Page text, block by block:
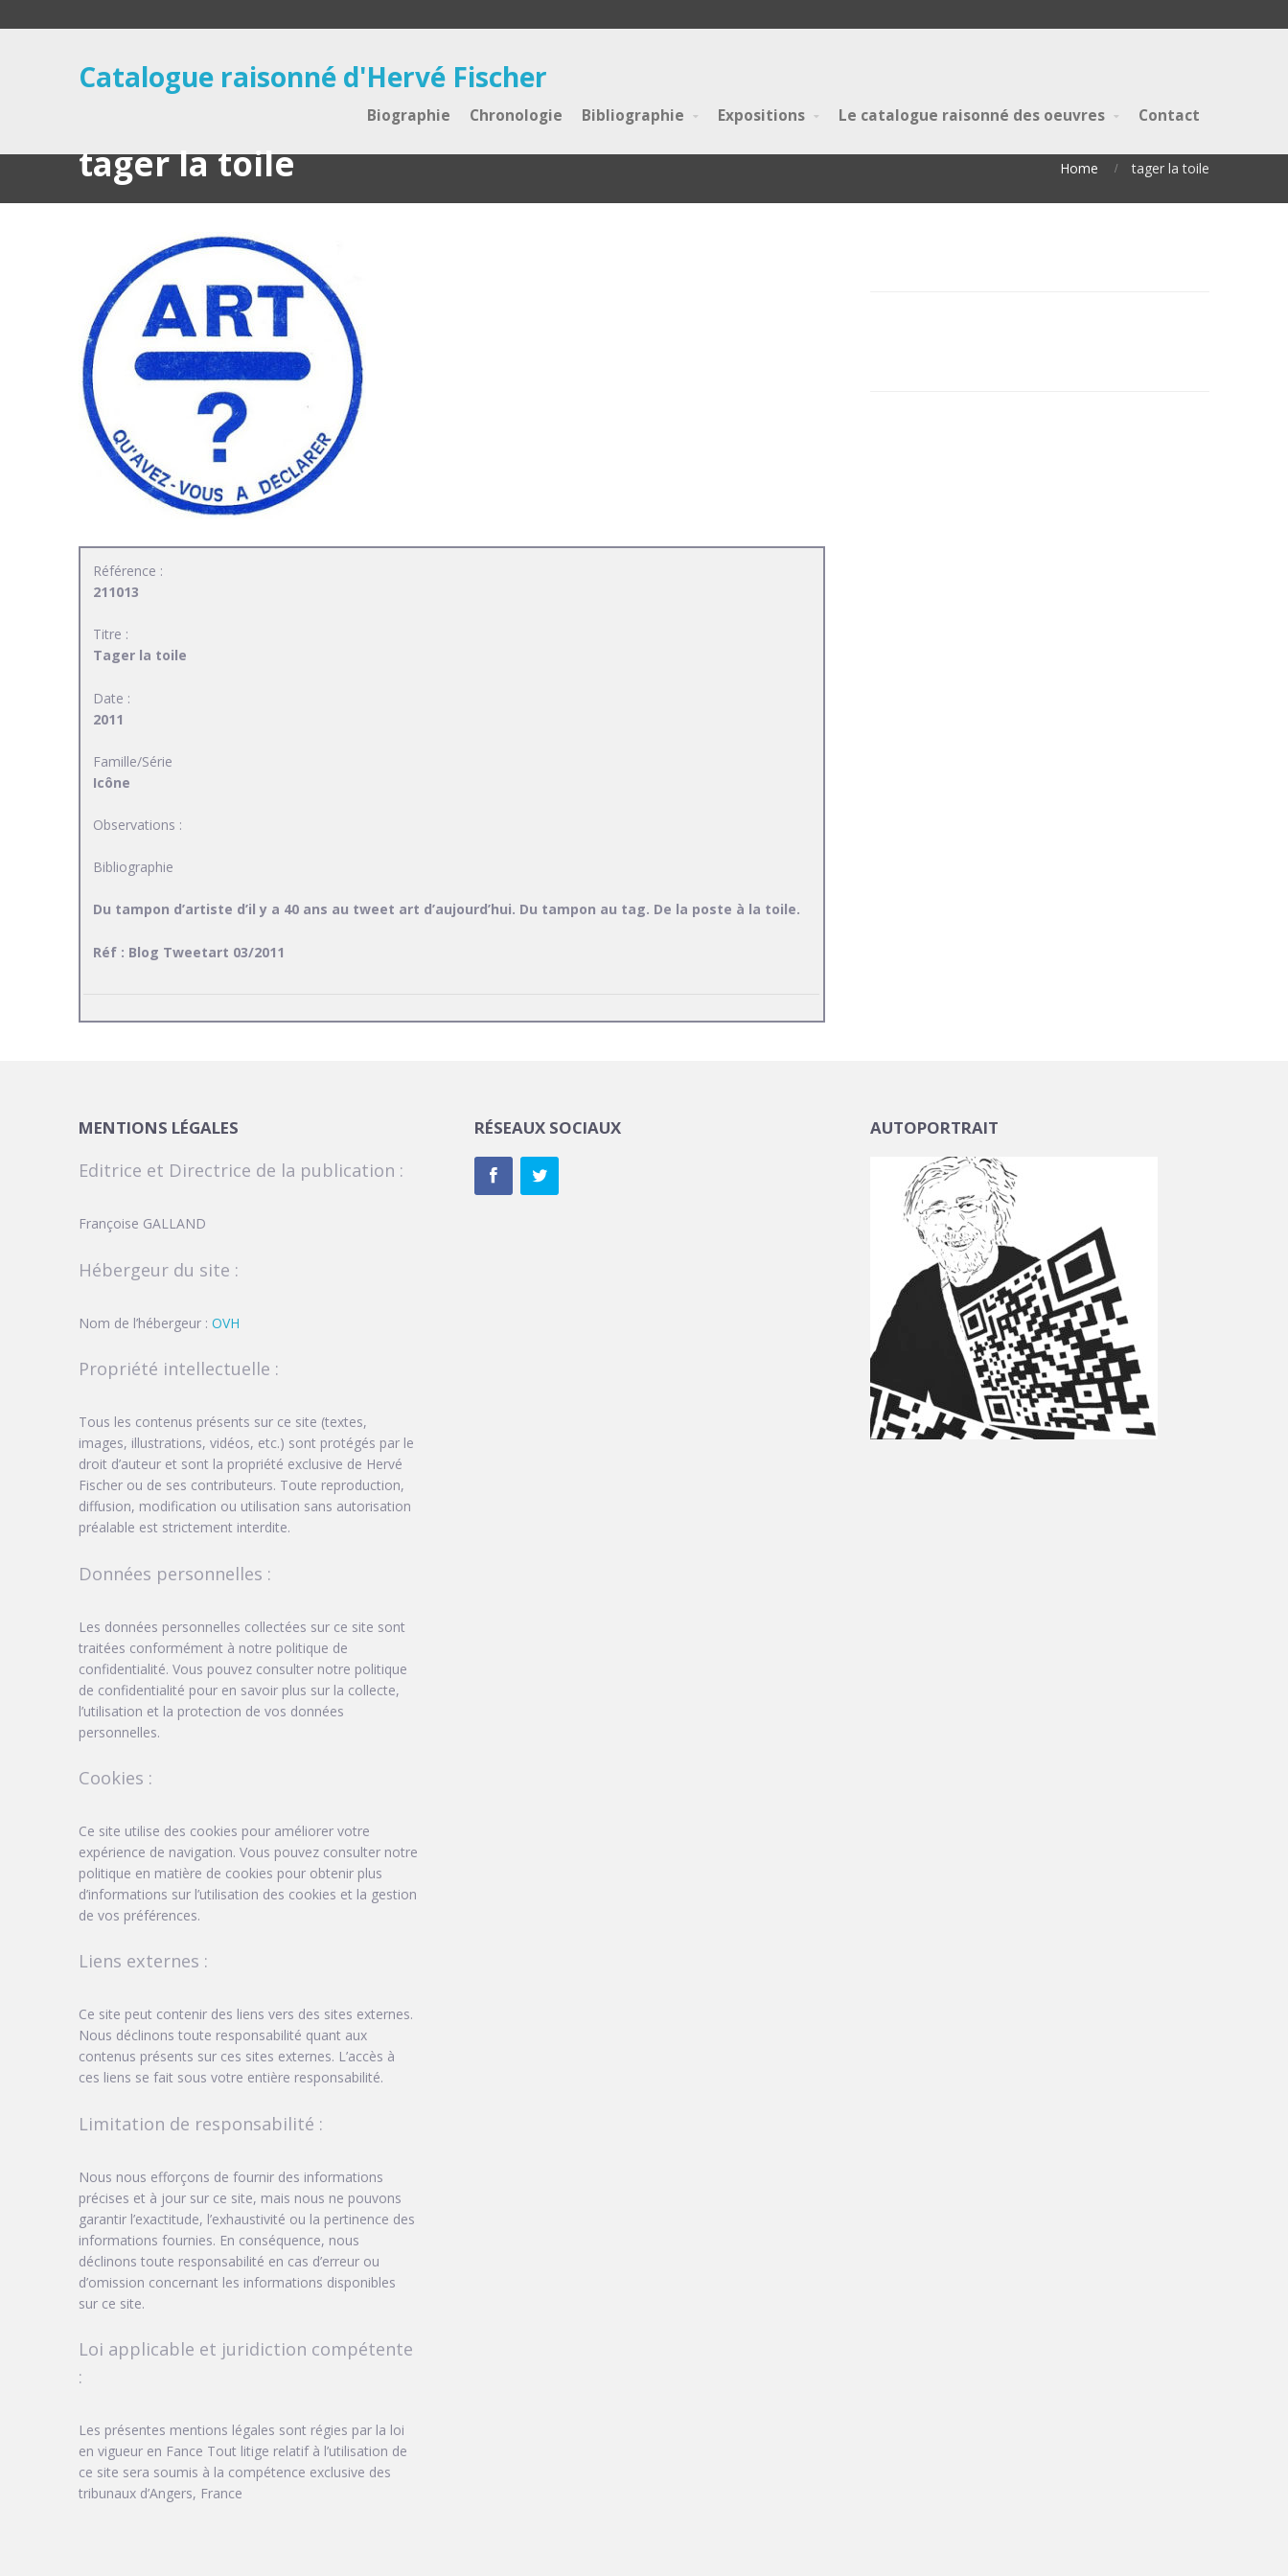
Catalogue raisonné d'Hervé Fischer
Biographie Chronologie Bibliographie Expositions Le catalogue raisonné des oeuvres Contact
tager la toile Home tager la toile
Référence :
211013
Titre :
Tager la toile
Date :
2011
Famille/Série
Icône
Observations :
Bibliographie
Du tampon d’artiste d’il y a 40 ans au tweet art d’aujourd’hui. Du tampon au tag. De la poste à la toile.
Réf : Blog Tweetart 03/2011
MENTIONS LÉGALES
Editrice et Directrice de la publication :
Françoise GALLAND
Hébergeur du site :
Nom de l’hébergeur : OVH
Propriété intellectuelle :
Tous les contenus présents sur ce site (textes,
images, illustrations, vidéos, etc.) sont protégés par le
droit d’auteur et sont la propriété exclusive de Hervé
Fischer ou de ses contributeurs. Toute reproduction,
diffusion, modification ou utilisation sans autorisation
préalable est strictement interdite.
Données personnelles :
Les données personnelles collectées sur ce site sont
traitées conformément à notre politique de
confidentialité. Vous pouvez consulter notre politique
de confidentialité pour en savoir plus sur la collecte,
l’utilisation et la protection de vos données
personnelles.
Cookies :
Ce site utilise des cookies pour améliorer votre
expérience de navigation. Vous pouvez consulter notre
politique en matière de cookies pour obtenir plus
d’informations sur l’utilisation des cookies et la gestion
de vos préférences.
Liens externes :
Ce site peut contenir des liens vers des sites externes.
Nous déclinons toute responsabilité quant aux
contenus présents sur ces sites externes. L’accès à
ces liens se fait sous votre entière responsabilité.
Limitation de responsabilité :
Nous nous efforçons de fournir des informations
précises et à jour sur ce site, mais nous ne pouvons
garantir l’exactitude, l’exhaustivité ou la pertinence des
informations fournies. En conséquence, nous
déclinons toute responsabilité en cas d’erreur ou
d’omission concernant les informations disponibles
sur ce site.
Loi applicable et juridiction compétente
:
Les présentes mentions légales sont régies par la loi
en vigueur en Fance Tout litige relatif à l’utilisation de
ce site sera soumis à la compétence exclusive des
tribunaux d’Angers, France
RÉSEAUX SOCIAUX AUTOPORTRAIT